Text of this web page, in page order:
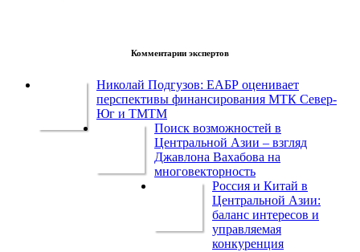
Комментарии экспертов
Николай Подгузов: ЕАБР оценивает
перспективы финансирования МТК Север-
Юг и ТМТМ
Поиск возможностей в
Центральной Азии – взгляд
Джавлона Вахабова на
многовекторность
Россия и Китай в
Центральной Азии:
баланс интересов и
управляемая
конкуренция